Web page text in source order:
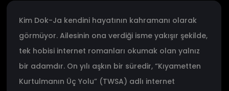
Kim Dok-Ja kendini hayatının kahramanı olarak
görmüyor. Ailesinin ona verdiği isme yakışır şekilde,
tek hobisi internet romanları okumak olan yalnız
bir adamdır. On yılı aşkın bir süredir, “Kıyametten
Kurtulmanın Üç Yolu” (TWSA) adlı internet